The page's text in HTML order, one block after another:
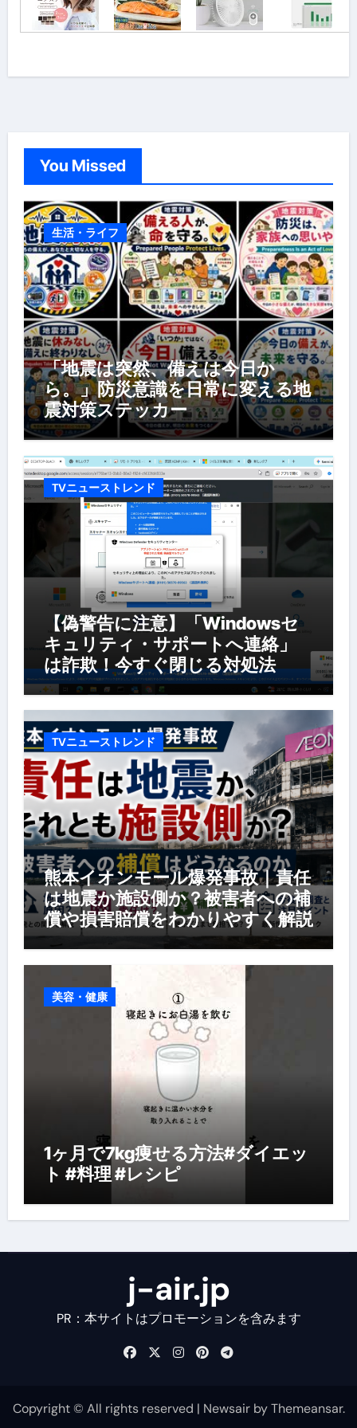
You Missed
生活・ライフ
「地震は突然、備えは今日か
ら。」防災意識を日常に変える地
震対策ステッカー
TVニューストレンド
【偽警告に注意】「Windowsセ
キュリティ・サポートへ連絡」
は詐欺！今すぐ閉じる対処法
TVニューストレンド
熊本イオンモール爆発事故｜責任
は地震か施設側か？被害者への補
償や損害賠償をわかりやすく解説
美容・健康
1ヶ月で7kg痩せる方法#ダイエッ
ト #料理 #レシピ
j-air.jp
PR：本サイトはプロモーションを含みます
Copyright © All rights reserved | NewsairbyThemeansar.